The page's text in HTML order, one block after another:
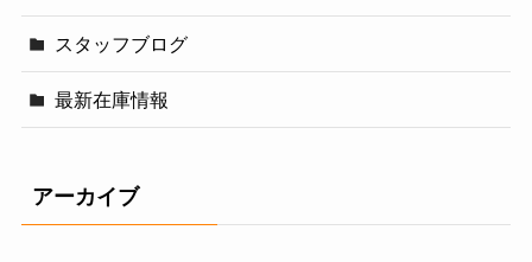
スタッフブログ
最新在庫情報
アーカイブ